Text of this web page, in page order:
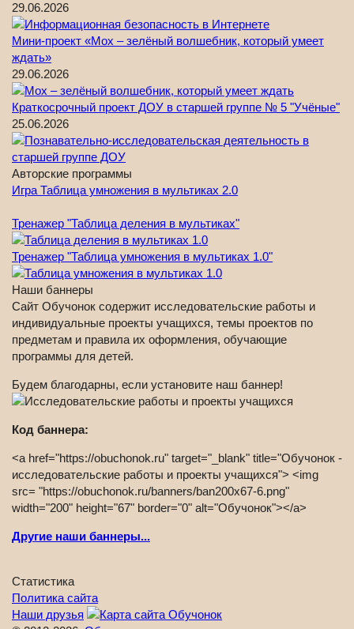
29.06.2026
Мини-проект «Мох – зелёный волшебник, который умеет
ждать»
29.06.2026
Краткосрочный проект ДОУ в старшей группе № 5 "Учёные"
25.06.2026
Авторские программы
Игра Таблица умножения в мультиках 2.0
Тренажер "Таблица деления в мультиках"
Тренажер "Таблица умножения в мультиках 1.0"
Наши баннеры
Сайт Обучонок содержит исследовательские работы и
индивидуальные проекты учащихся, темы проектов по
предметам и правила их оформления, обучающие
программы для детей.
Будем благодарны, если установите наш баннер!
Код баннера:
<a href="https://obuchonok.ru" target="_blank" title="Обучонок -
исследовательские работы и проекты учащихся"> <img
src= "https://obuchonok.ru/banners/ban200x67-6.png"
width="200" height="67" border="0" alt="Обучонок"></a>
Другие наши баннеры...
Статистика
Политика сайта
Наши друзья